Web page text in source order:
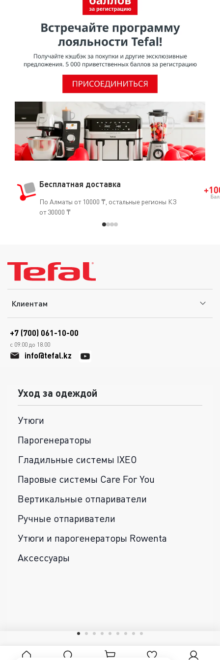
Бесплатная доставка
По Алматы от 10000 ₸, остальные регионы КЗ
от 30000 ₸
Клиентам
+7 (700) 061-10-00
с 09.00 до 18.00
info@tefal.kz
Уход за одеждой
Утюги
Парогенераторы
Гладильные системы IXEO
Паровые системы Care For You
Вертикальные отпариватели
Ручные отпариватели
Утюги и парогенераторы Rowenta
Аксессуары